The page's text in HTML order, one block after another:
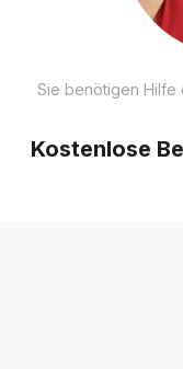
Sie benötigen Hilfe
Kostenlose